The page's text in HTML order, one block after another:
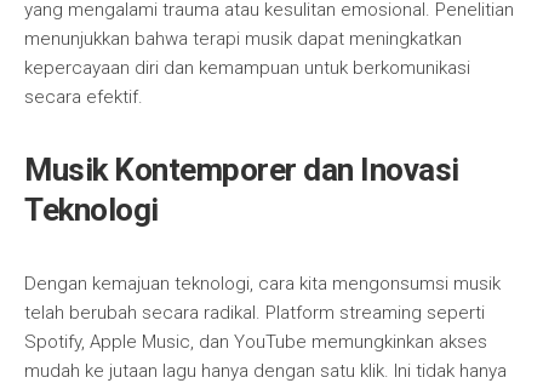
yang mengalami trauma atau kesulitan emosional. Penelitian
menunjukkan bahwa terapi musik dapat meningkatkan
kepercayaan diri dan kemampuan untuk berkomunikasi
secara efektif.
Musik Kontemporer dan Inovasi
Teknologi
Dengan kemajuan teknologi, cara kita mengonsumsi musik
telah berubah secara radikal. Platform streaming seperti
Spotify, Apple Music, dan YouTube memungkinkan akses
mudah ke jutaan lagu hanya dengan satu klik. Ini tidak hanya